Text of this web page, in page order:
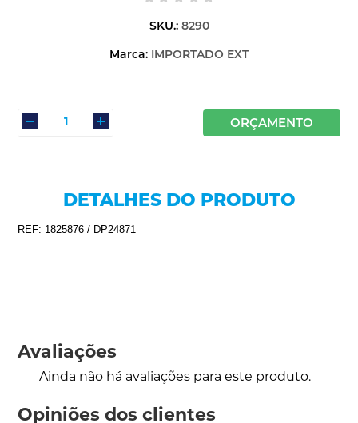
SKU.:8290
Marca: IMPORTADO EXT
ORÇAMENTO
DETALHES DO PRODUTO
REF: 1825876 / DP24871
Avaliações
Ainda não há avaliações para este produto.
Opiniões dos clientes